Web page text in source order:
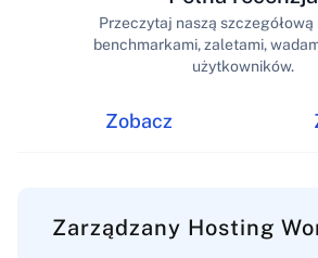
Zobacz
Przeczytaj naszą szczegółową
benchmarkami, zaletami,
użytkowników.
Zarządzany Hosting